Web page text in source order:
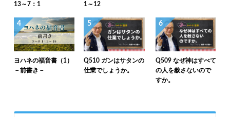
13～7：1
1～12
4
ヨハネの福音書（1）
－前書き－
5
Q510 ガンはサタンの
仕業でしょうか。
6
Q509 なぜ神はすべて
の人を赦さないので
すか。